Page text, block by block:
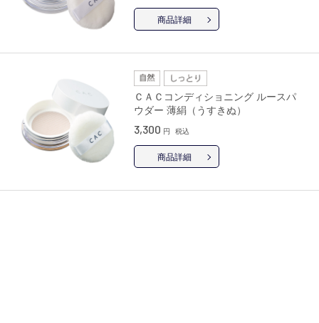
商品詳細
ＣＡＣコンディショニング ルースパ
ウダー 薄絹（うすきぬ）
3,300 円 税込
商品詳細